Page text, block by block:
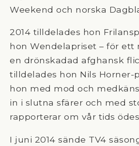
Weekend och norska
2014 tilldelades hon
hon Wendelapriset – för ett
en drönskadad afghansk
tilldelades hon Nils Horner-
hon med mod och
in i slutna sfärer och med
rapporterar om vår tids
I juni 2014 sände TV4